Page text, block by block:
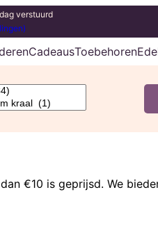
verstuurd
CadeausToebehoren
€10 is geprijsd. We